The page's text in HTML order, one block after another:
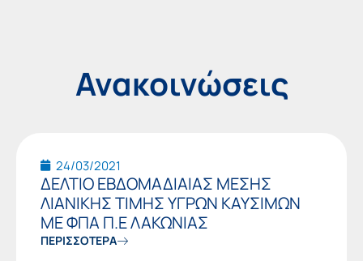
Ανακοινώσεις
24/03/2021
ΔΕΛΤΙΟ ΕΒΔΟΜΑΔΙΑΙΑΣ ΜΕΣΗΣ
ΛΙΑΝΙΚΗΣ ΤΙΜΗΣ ΥΓΡΩΝ ΚΑΥΣΙΜΩΝ
ΜΕ ΦΠΑ Π.Ε ΛΑΚΩΝΙΑΣ
ΠΕΡΙΣΣΟΤΕΡΑ